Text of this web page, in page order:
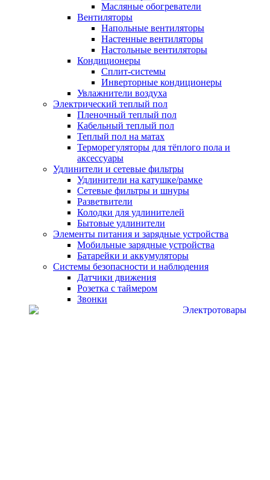
Масляные обогреватели
Вентиляторы
Напольные вентиляторы
Настенные вентиляторы
Настольные вентиляторы
Кондиционеры
Сплит-системы
Инверторные кондиционеры
Увлажнители воздуха
Электрический теплый пол
Пленочный теплый пол
Кабельный теплый пол
Теплый пол на матах
Терморегуляторы для тёплого пола и
аксессуары
Удлинители и сетевые фильтры
Удлинители на катушке/рамке
Сетевые фильтры и шнуры
Разветвители
Колодки для удлинителей
Бытовые удлинители
Элементы питания и зарядные устройства
Мобильные зарядные устройства
Батарейки и аккумуляторы
Системы безопасности и наблюдения
Датчики движения
Розетка с таймером
Звонки